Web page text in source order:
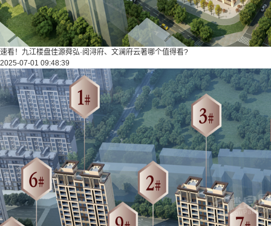
速看！九江楼盘佳源舜弘·阅浔府、文澜府云著哪个值得看?
2025-07-01 09:48:39